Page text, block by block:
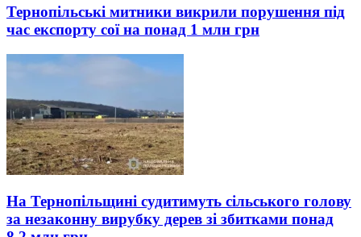
Тернопільські митники викрили порушення під
час експорту сої на понад 1 млн грн
На Тернопільщині судитимуть сільського голову
за незаконну вирубку дерев зі збитками понад